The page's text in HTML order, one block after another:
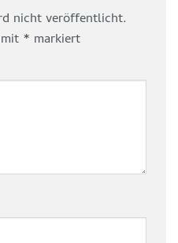
nicht veröffentlicht.
* markiert